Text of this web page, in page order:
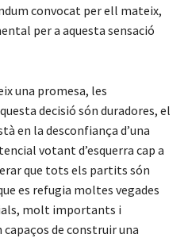
convocat per ell mateix,
per a aquesta sensació
una promesa, les
decisió són duradores, el
en la desconfiança d’una
votant d’esquerra cap a
que tots els partits són
es refugia moltes vegades
molt importants i
capaços de construir una